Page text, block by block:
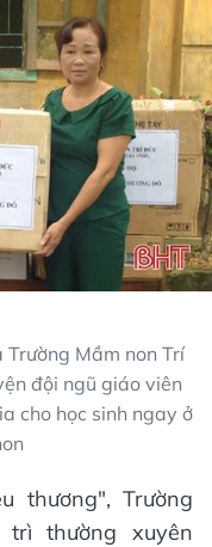
Mầm non Trí
đội ngũ giáo viên
cho học sinh ngay ở
thương", Trường
thường xuyên